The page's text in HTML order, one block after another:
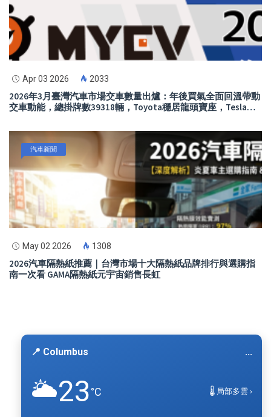
Apr 03 2026 2033
2026年3月臺灣汽車市場交車數量出爐：年後買氣全面回溫帶動
交車動能，總掛牌數39318輛，Toyota穩居龍頭寶座，Tesla交
汽車新聞
May 02 2026 1308
2026汽車隔熱紙推薦｜台灣市場十大隔熱紙品牌排行與選購指
南一次看 GAMA隔熱紙元宇宙銷售長虹
📍 Columbus ...
🌥️23°C 🌡️ 局部多雲 ›